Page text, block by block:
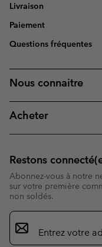
Livraison
Paiement
Questions fréquentes
Nous connaitre
Acheter
Restons
Abonnez-vous à notre
sur votre première
non soldés.
Inscription
par
e-